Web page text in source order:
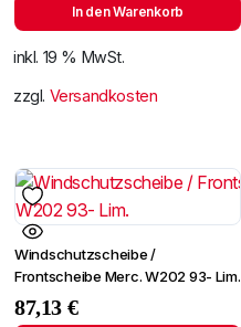
In den Warenkorb
inkl. 19 % MwSt.
zzgl. Versandkosten
Windschutzscheibe /
Frontscheibe Merc. W202 93- Lim.
87,13 €